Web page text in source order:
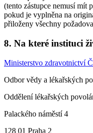
(tento zástupce nemusí mít
pokud je vyplněna na
přiloženy všechny
8. Na které instituci
Ministerstvo zdravotnictví
Odbor vědy a lékařských
Oddělení lékařských
Palackého náměstí 4
128 01 Praha 2